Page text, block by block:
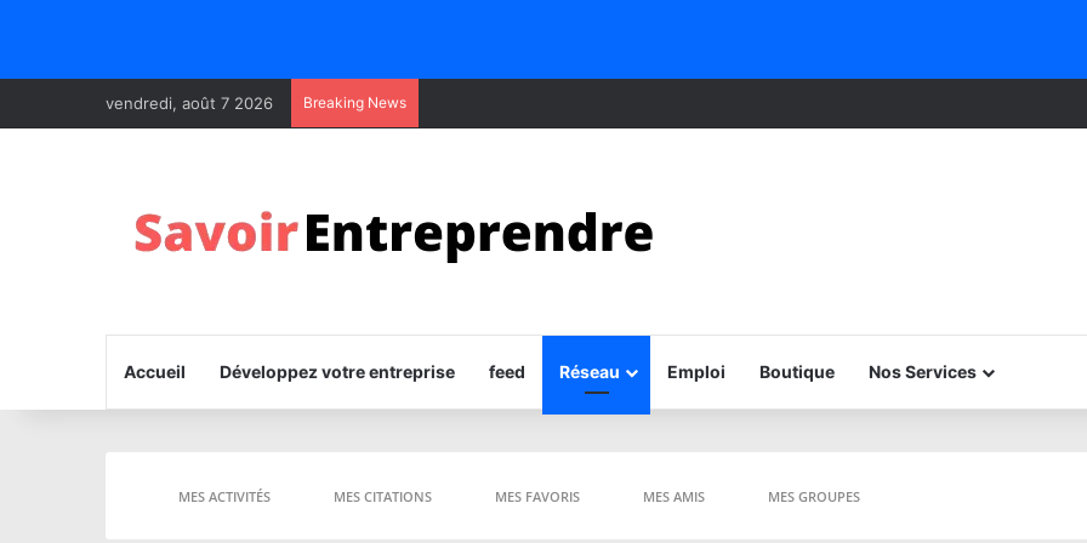
vendredi, août 7 2026 Breaking News
Accueil Développez votre entreprise feed Réseau Emploi Boutique Nos Services
MES ACTIVITÉS MES CITATIONS MES FAVORIS MES AMIS MES GROUPES